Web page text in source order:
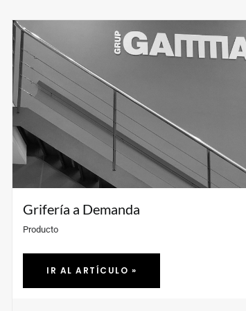
Ens agrada Xina
Des del 2012 apostem per optimitzar el nostre negoci amb